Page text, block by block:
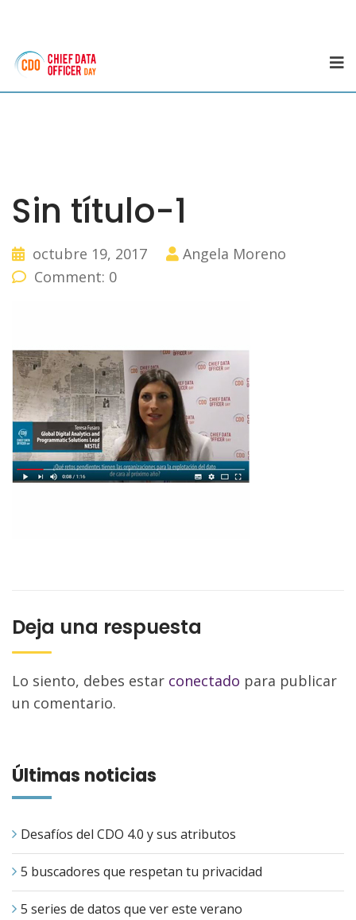
Sin título-1
octubre 19, 2017
Angela Moreno
Comment: 0
Deja una respuesta
Lo siento, debes estar conectado para publicar
un comentario.
Últimas noticias
Desafíos del CDO 4.0 y sus atributos
5 buscadores que respetan tu privacidad
5 series de datos que ver este verano